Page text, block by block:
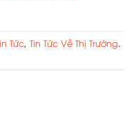
Tức, Tin Tức Về Thị Trường.